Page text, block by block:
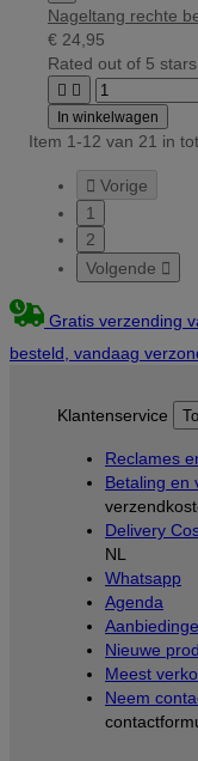
Nageltang rechte
€ 24,95
Rated out of 5
 
In winkelwagen
Item 1-12 van 21 in
 Vorige
1
2
Volgende 
Gratis verzending
besteld, vandaag
Klantenservice
Reclames
Betaling en
Delivery
NL
Whatsapp
Agenda
Nieuwe
Meest
Neem